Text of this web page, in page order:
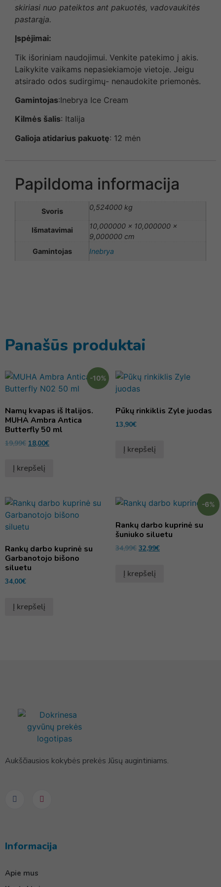
skiriasi nuo pateiktos ant pakuotės, vadovaukitės
pastarąja.
Įspėjimai:
Tik išoriniam naudojimui. Venkite patekimo į akis.
Laikykite vaikams nepasiekiamoje vietoje. Jeigu
atsirado odos sudirgimų- nenaudokite priemonės.
Gamintojas:Inebrya Ice Cream
Kilmės šalis: Italija
Galioja atidarius pakuotę: 12 mėn
Papildoma informacija
Svoris 0,524000 kg
Išmatavimai
10,000000 × 10,000000 ×
9,000000 cm
Gamintojas
Inebrya
Panašūs produktai
-10%
Namų kvapas iš Italijos.
MUHA Ambra Antica
Butterfly 50 ml
19,99€ 18,00€
Į krepšelį
Pūkų rinkiklis Zyle juodas
13,90€
Į krepšelį
Rankų darbo kuprinė su
Garbanotojo bišono
siluetu
34,00€
Į krepšelį
-6%
Rankų darbo kuprinė su
šuniuko siluetu
34,99€ 32,99€
Į krepšelį
Aukščiausios kokybės prekės Jūsų augintiniams.
Informacija
Apie mus